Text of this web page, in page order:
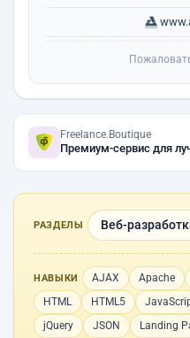
Freelance.Boutique
Премиум-сервис для
РАЗДЕЛЫ Веб-
НАВЫКИ AJAX Apache
HTML
HTML5
jQuery
JSON Landing